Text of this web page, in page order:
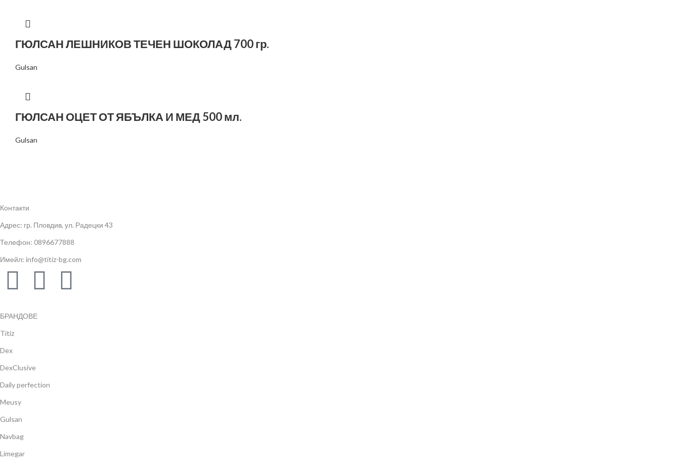
ГЮЛСАН ЛЕШНИКОВ ТЕЧЕН ШОКОЛАД 700 гр.
Gulsan
ГЮЛСАН ОЦЕТ ОТ ЯБЪЛКА И МЕД 500 мл.
Gulsan
Контакти
Адрес: гр. Пловдив, ул. Радецки 43
Телефон: 0896677888
Имейл: info@titiz-bg.com
БРАНДОВЕ
Titiz
Dex
DexClusive
Daily perfection
Meusy
Gulsan
Navbag
Limegar